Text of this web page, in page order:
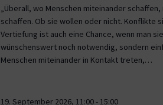
„Überall, wo Menschen miteinander
schaffen. Ob sie wollen oder nicht. Konflikte
Vertiefung ist auch eine Chance, wenn man
wünschenswert noch notwendig, sondern
Menschen miteinander in Kontakt treten,…
19. September 2026, 11:00- 15:00